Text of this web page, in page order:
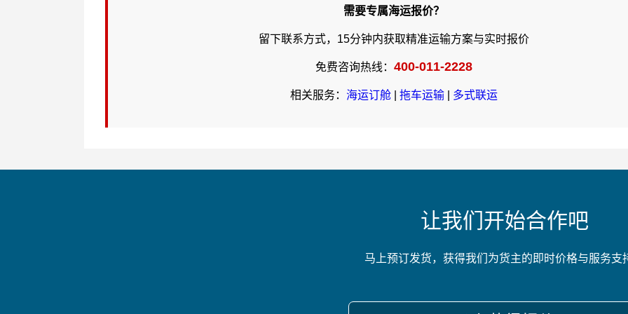
需要专属海运报价？
留下联系方式，15分钟内获取精准运输方案与实时报价
免费咨询热线： 400-011-2228
相关服务： 海运订舱 拖车运输 多式联运
让我们开始合作吧
马上预订发货，获得我们为货主的即时价格与服务支